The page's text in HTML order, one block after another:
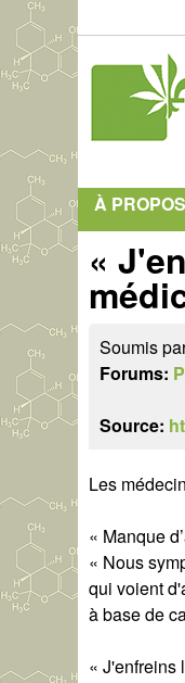
À PROPOS
«
Soumis
Forums:
Source:
Les
« Manque
« Nous
qui voient
à base de
« J'enfreins